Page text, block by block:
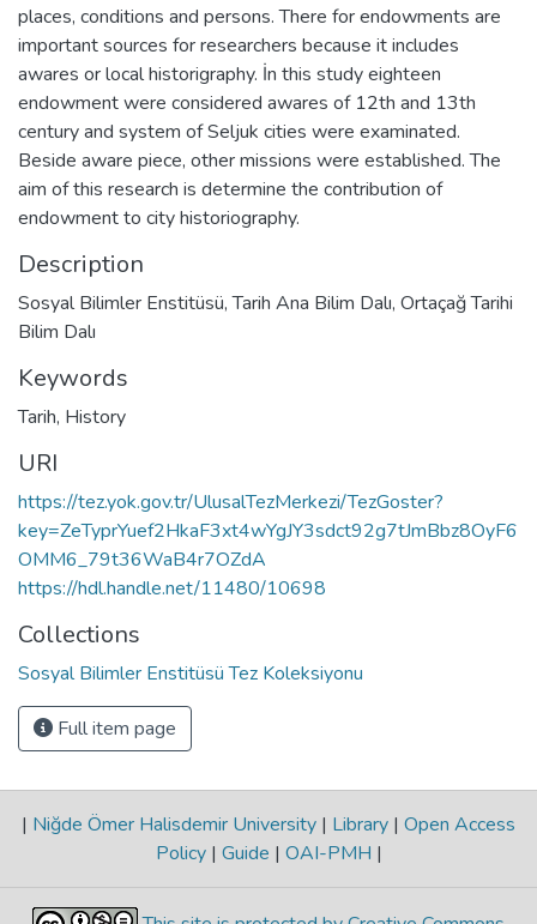
places, conditions and persons. There for endowments are
important sources for researchers because it includes
awares or local historigraphy. İn this study eighteen
endowment were considered awares of 12th and 13th
century and system of Seljuk cities were examinated.
Beside aware piece, other missions were established. The
aim of this research is determine the contribution of
endowment to city historiography.
Description
Sosyal Bilimler Enstitüsü, Tarih Ana Bilim Dalı, Ortaçağ Tarihi
Bilim Dalı
Keywords
Tarih, History
URI
https://tez.yok.gov.tr/UlusalTezMerkezi/TezGoster?
key=ZeTyprYuef2HkaF3xt4wYgJY3sdct92g7tJmBbz8OyF6
OMM6_79t36WaB4r7OZdA
https://hdl.handle.net/11480/10698
Collections
Sosyal Bilimler Enstitüsü Tez Koleksiyonu
Full item page
| Niğde Ömer Halisdemir University | Library | Open Access
Policy | Guide | OAI-PMH |